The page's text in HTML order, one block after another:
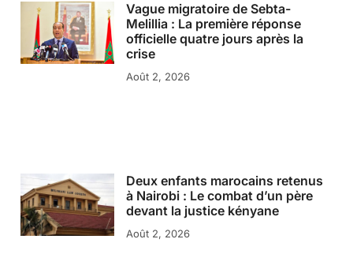
Vague migratoire de Sebta-
Melillia : La première réponse
officielle quatre jours après la
crise
Août 2, 2026
Deux enfants marocains retenus
à Nairobi : Le combat d’un père
devant la justice kényane
Août 2, 2026